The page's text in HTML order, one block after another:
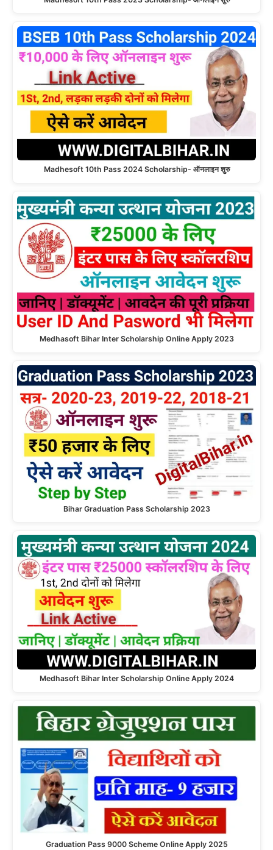
Madhesoft 10th Pass 2024 Scholarship- ऑनलाइन शुरु
Medhasoft Bihar Inter Scholarship Online Apply 2023
Bihar Graduation Pass Scholarship 2023
Medhasoft Bihar Inter Scholarship Online Apply 2024
Graduation Pass 9000 Scheme Online Apply 2025